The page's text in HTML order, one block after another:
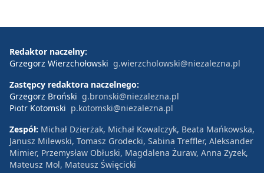
Redaktor naczelny:
Grzegorz Wierzchołowski g.wierzcholowski@niezalezna.pl
Zastępcy redaktora naczelnego:
Grzegorz Broński g.bronski@niezalezna.pl
Piotr Kotomski p.kotomski@niezalezna.pl
Zespół: Michał Dzierżak, Michał Kowalczyk, Beata Mańkowska,
Janusz Milewski, Tomasz Grodecki, Sabina Treffler, Aleksander
Mimier, Przemysław Obłuski, Magdalena Żuraw, Anna Zyzek,
Mateusz Mol, Mateusz Święcicki